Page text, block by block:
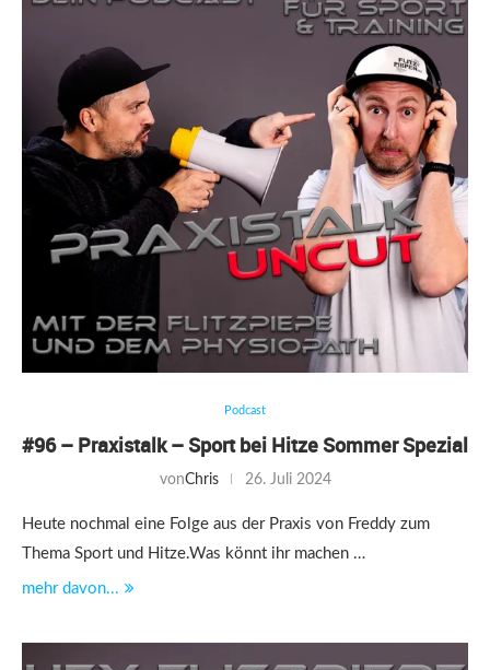
Podcast
#96 – Praxistalk – Sport bei Hitze Sommer Spezial
vonChris 26. Juli 2024
Heute nochmal eine Folge aus der Praxis von Freddy zum
Thema Sport und Hitze.Was könnt ihr machen …
mehr davon...